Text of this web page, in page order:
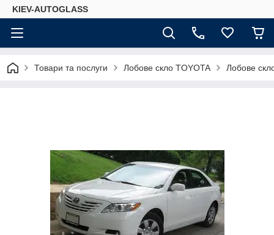
KIEV-AUTOGLASS
Товари та послуги Лобове скло TOYOTA Лобове